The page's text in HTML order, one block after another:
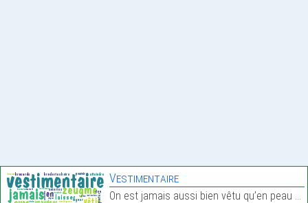
Vestimentaire
On est jamais aussi bien vêtu qu’en peau nue,